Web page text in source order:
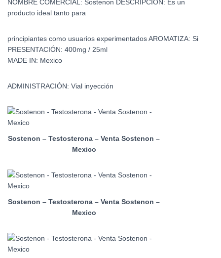
NOMBRE COMERCIAL: Sostenon DESCRIPCIÓN: Es un
producto ideal tanto para
principiantes como usuarios experimentadosAROMATIZA: Si
PRESENTACIÓN: 400mg / 25ml
MADE IN: Mexico
ADMINISTRACIÓN: Vial inyección
Sostenon – Testosterona – Venta Sostenon –
Mexico
Sostenon – Testosterona – Venta Sostenon –
Mexico